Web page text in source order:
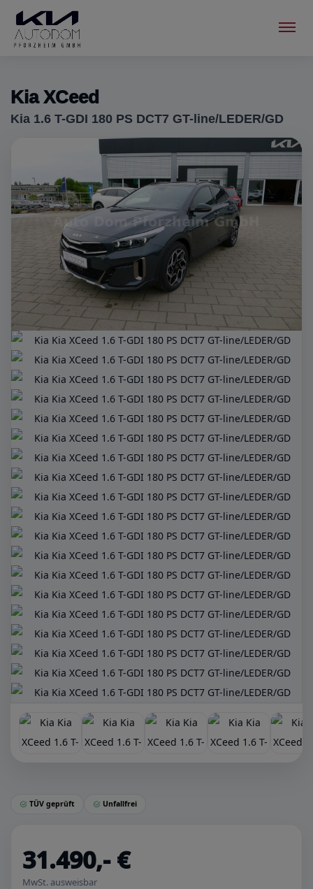
Menu
Kia XCeed
Kia 1.6 T-GDI 180 PS DCT7 GT-line/LEDER/GD
TÜV geprüft Unfallfrei
31.490,- €
MwSt. ausweisbar